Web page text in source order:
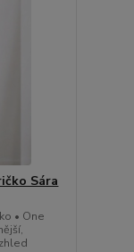
Sára
• One